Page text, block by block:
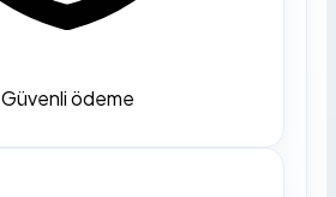
Güvenli ödeme